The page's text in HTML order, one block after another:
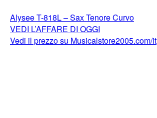
Alysee T-818L – Sax Tenore Curvo
VEDI L’AFFARE DI OGGI
Vedi il prezzo su Musicalstore2005.com/it